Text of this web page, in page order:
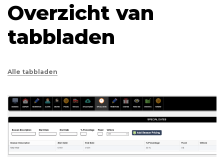
Overzicht van
tabbladen
Alle tabbladen